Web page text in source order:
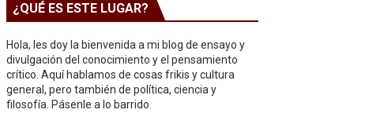
¿QUÉ ES ESTE LUGAR?
Hola, les doy la bienvenida a mi blog de ensayo y
divulgación del conocimiento y el pensamiento
crítico. Aquí hablamos de cosas frikis y cultura
general, pero también de política, ciencia y
filosofía. Pásenle a lo barrido.